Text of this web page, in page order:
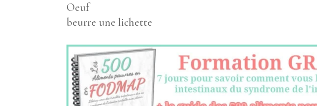
Oeuf
beurre une lichette